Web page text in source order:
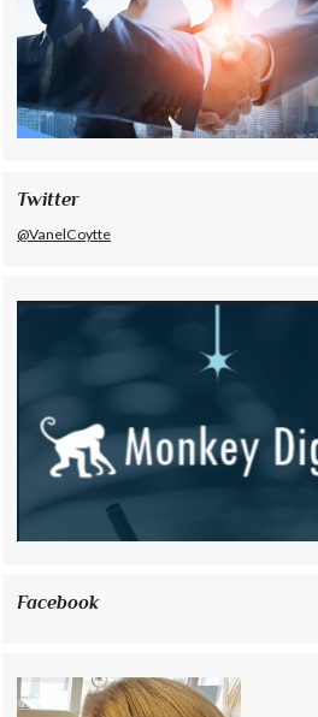
Twitter
@VanelCoytte
Facebook